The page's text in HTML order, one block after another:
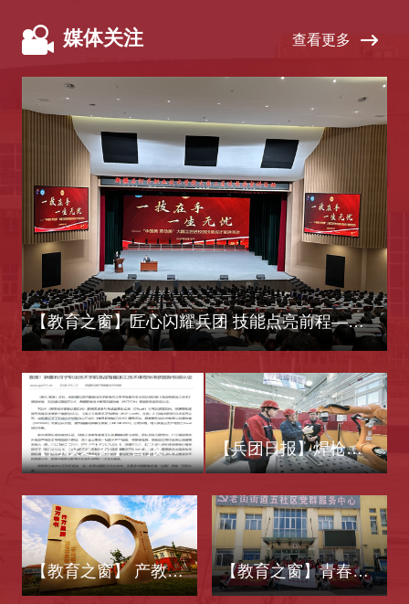
媒体关注 查看更多
【教育之窗】匠心闪耀兵团 技能点亮前程——新疆石河子职业技术学院举办“大国工匠进校园”宣讲活动
【高校之窗】喜报！新疆石河子职业技术学院食品智能加工技术课程标准获国际权威认证 【兵团日报】焊枪筑梦 匠心育人——记国家级技能大师工作室领衔人张俊祖
【教育之窗】 产教融合聚合力 协同育人启新程——新疆石河子职业技术学院与石河子开发区（高新区）、辖区企业举行三方座谈会 【教育之窗】青春为中国式现代化挺膺担当——新疆石河子职业技术学院开展纪念五四运动107周年系列活动